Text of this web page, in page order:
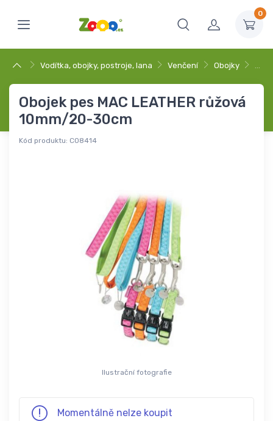
0
Vodítka, obojky, postroje, lana Venčení Obojky …
Obojek pes MAC LEATHER růžová
10mm/20-30cm
Kód produktu: C08414
Ilustrační fotografie
Momentálně nelze koupit